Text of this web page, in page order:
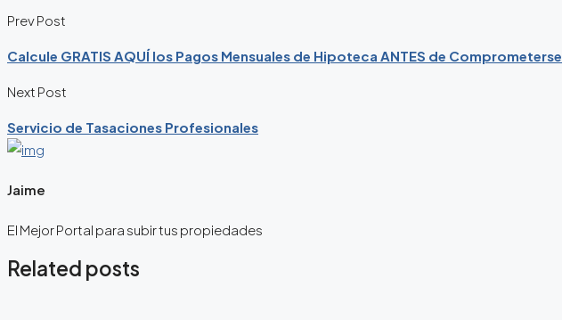
Prev Post
Calcule GRATIS AQUÍ los Pagos Mensuales de Hipoteca ANTES de Comprometerse
Next Post
Servicio de Tasaciones Profesionales
Jaime
El Mejor Portal para subir tus propiedades
Related posts